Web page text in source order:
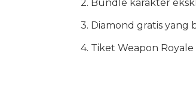
2. Bundle karakter
3. Diamond gratis
4. Tiket Weapon